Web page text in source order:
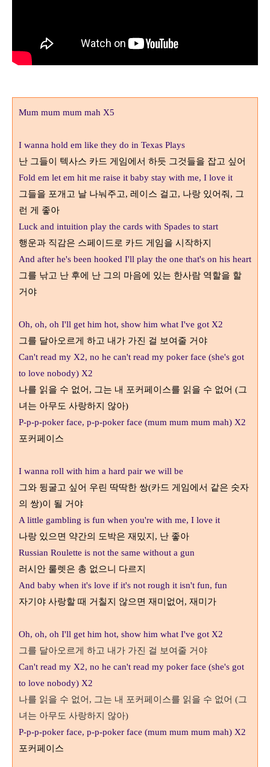
Mum mum mum mah X5
I wanna hold em like they do in Texas Plays
난 그들이 텍사스 카드 게임에서 하듯 그것들을 잡고 싶어
Fold em let em hit me raise it baby stay with me, I love it
그들을 포개고 날 나눠주고, 레이스 걸고, 나랑 있어줘, 그
런 게 좋아
Luck and intuition play the cards with Spades to start
행운과 직감은 스페이드로 카드 게임을 시작하지
And after he's been hooked I'll play the one that's on his heart
그를 낚고 난 후에 난 그의 마음에 있는 한사람 역할을 할
거야
Oh, oh, oh I'll get him hot, show him what I've got X2
그를 달아오르게 하고 내가 가진 걸 보여줄 거야
Can't read my X2, no he can't read my poker face (she's got
to love nobody) X2
나를 읽을 수 없어, 그는 내 포커페이스를 읽을 수 없어 (그
녀는 아무도 사랑하지 않아)
P-p-p-poker face, p-p-poker face (mum mum mum mah) X2
포커페이스
I wanna roll with him a hard pair we will be
그와 뒹굴고 싶어 우린 딱딱한 쌍(카드 게임에서 같은 숫자
의 쌍)이 될 거야
A little gambling is fun when you're with me, I love it
나랑 있으면 약간의 도박은 재밌지, 난 좋아
Russian Roulette is not the same without a gun
러시안 룰렛은 총 없으니 다르지
And baby when it's love if it's not rough it isn't fun, fun
자기야 사랑할 때 거칠지 않으면 재미없어, 재미가
Oh, oh, oh I'll get him hot, show him what I've got X2
그를 달아오르게 하고 내가 가진 걸 보여줄 거야
Can't read my X2, no he can't read my poker face (she's got
to love nobody) X2
나를 읽을 수 없어, 그는 내 포커페이스를 읽을 수 없어 (그
녀는 아무도 사랑하지 않아)
P-p-p-poker face, p-p-poker face (mum mum mum mah) X2
포커페이스